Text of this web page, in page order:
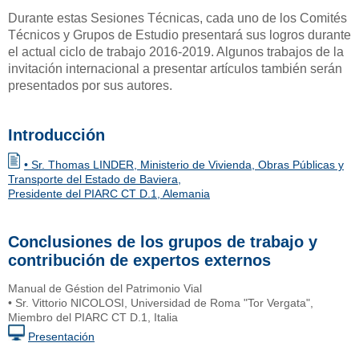
Durante estas Sesiones Técnicas, cada uno de los Comités
Técnicos y Grupos de Estudio presentará sus logros durante
el actual ciclo de trabajo 2016-2019. Algunos trabajos de la
invitación internacional a presentar artículos también serán
presentados por sus autores.
Introducción
• Sr. Thomas LINDER, Ministerio de Vivienda, Obras Públicas y
Transporte del Estado de Baviera,
Presidente del PIARC CT D.1, Alemania
Conclusiones de los grupos de trabajo y
contribución de expertos externos
Manual de Géstion del Patrimonio Vial
• Sr. Vittorio NICOLOSI, Universidad de Roma "Tor Vergata",
Miembro del PIARC CT D.1, Italia
Presentación